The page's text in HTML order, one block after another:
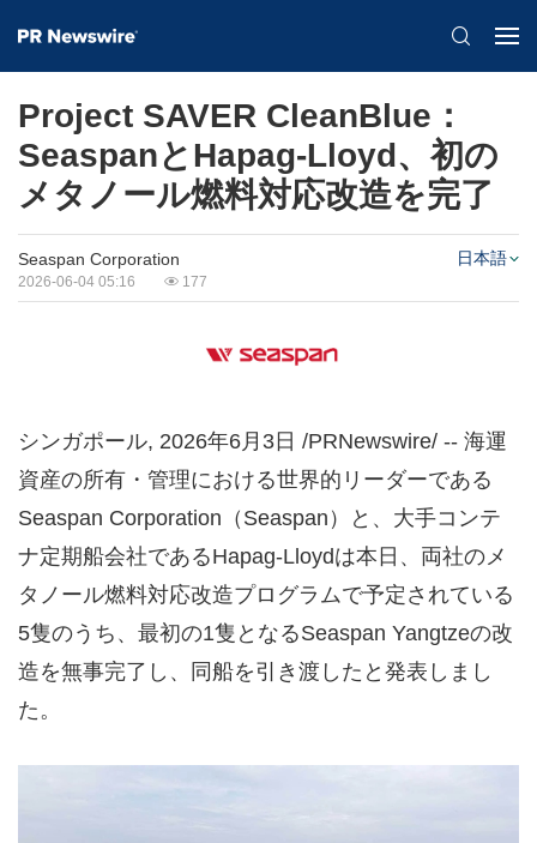
Project SAVER CleanBlue：
SeaspanとHapag-Lloyd、初の
メタノール燃料対応改造を完了
Seaspan Corporation
2026-06-04 05:16 177
日本語
シンガポール, 2026年6月3日 /PRNewswire/ -- 海運
資産の所有・管理における世界的リーダーである
Seaspan Corporation（Seaspan）と、大手コンテ
ナ定期船会社であるHapag-Lloydは本日、両社のメ
タノール燃料対応改造プログラムで予定されている
5隻のうち、最初の1隻となるSeaspan Yangtzeの改
造を無事完了し、同船を引き渡したと発表しまし
た。